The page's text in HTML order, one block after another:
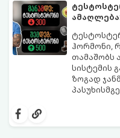
ჰორმონი,
თამაშობს
სისტემის
ზოგად
დონეზე,